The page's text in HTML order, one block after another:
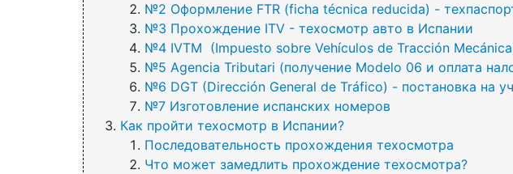
№2 Оформление FTR (ficha técnica reducida) -
№3 Прохождение ITV - техосмотр авто в Испании
№4 IVTM (Impuesto sobre Vehículos de Tracción
№5 Agencia Tributari (получение Modelo 06 и оплата
№6 DGT (Dirección General de Tráfico) - постановка на
№7 Изготовление испанских номеров
Как пройти техосмотр в Испании?
Последовательность прохождения техосмотра
Что может замедлить прохождение техосмотра?